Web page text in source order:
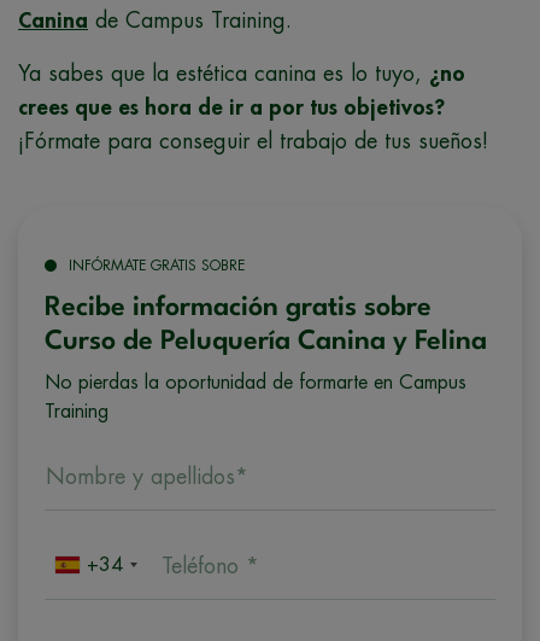
Canina de Campus Training.
Ya sabes que la estética canina es lo tuyo, ¿no
crees que es hora de ir a por tus objetivos?
¡Fórmate para conseguir el trabajo de tus sueños!
INFÓRMATE GRATIS SOBRE
Recibe información gratis sobre
Curso de Peluquería Canina y Felina
No pierdas la oportunidad de formarte en Campus
Training
Nombre y apellidos*
+34 Teléfono *